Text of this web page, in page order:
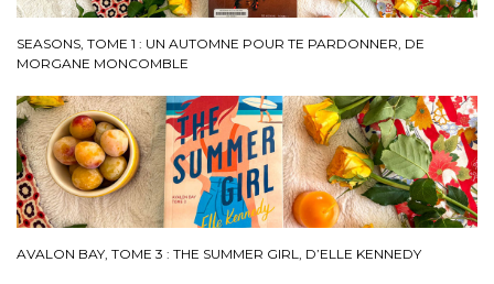
SEASONS, TOME 1 : UN AUTOMNE POUR TE PARDONNER, DE
MORGANE MONCOMBLE
AVALON BAY, TOME 3 : THE SUMMER GIRL, D’ELLE KENNEDY